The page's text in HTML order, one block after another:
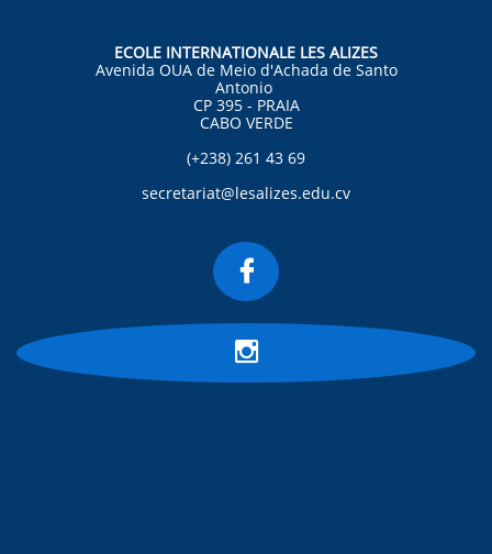
ECOLE INTERNATIONALE LES ALIZES
Avenida OUA de Meio d'Achada de Santo
Antonio
CP 395 - PRAIA
CABO VERDE
(+238) 261 43 69
secretariat@lesalizes.edu.cv

